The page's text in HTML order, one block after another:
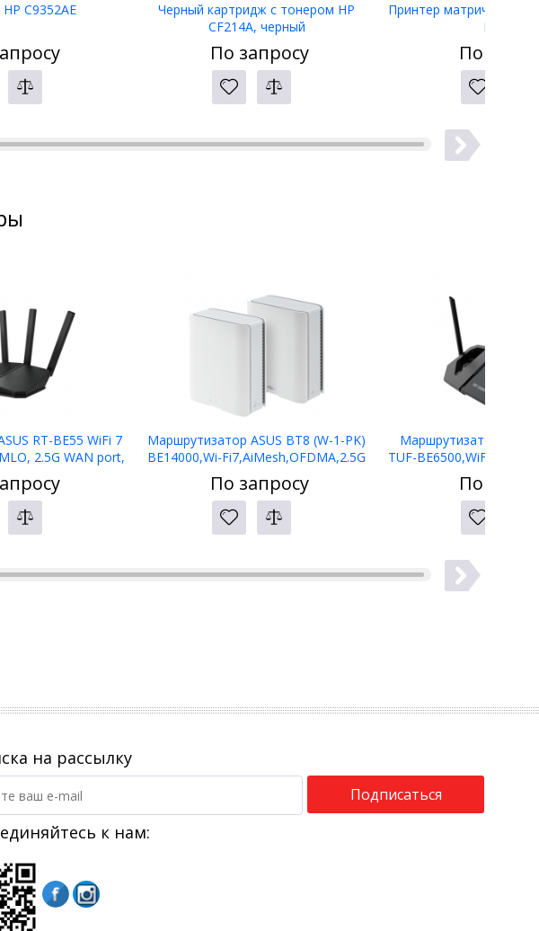
C9352AE
Черный картридж с тонером HP
CF214A, черный
По запросу
Принтер матричный
LW-400
По
RT-BE55 WiFi 7
2.5G WAN port,
ports
Маршрутизатор ASUS BT8 (W-1-PK)
BE14000,Wi-Fi7,AiMesh,OFDMA,2.5G
WANx1,2.5G LANx1,RJ45 Gb
LANx2,USBx1
По запросу
Маршрутизатор ASUS
TUF-BE6500,WiFi 7
ports,Smart
По
на рассылку
Подписаться
к нам: